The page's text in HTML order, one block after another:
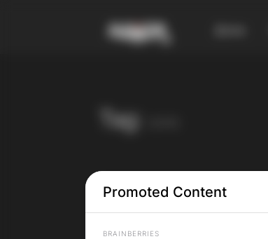
Tag:
Promoted Content
BRAINBERRIES